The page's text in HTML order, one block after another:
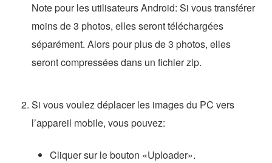
Note pour les utilisateurs Android: Si vous transférer
moins de 3 photos, elles seront téléchargées
séparément. Alors pour plus de 3 photos, elles
seront compressées dans un fichier zip.
Si vous voulez déplacer les images du PC vers
l’appareil mobile, vous pouvez:
Cliquer sur le bouton «Uploader».